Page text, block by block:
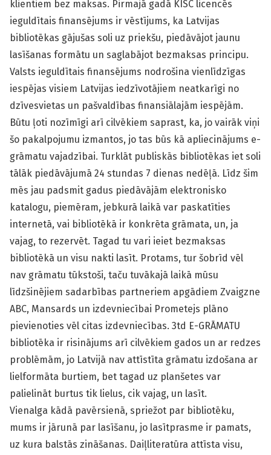
klientiem bez maksas. Pirmajā gadā KISC licencēs
ieguldītais finansējums ir vēstījums, ka Latvijas
bibliotēkas gājušas soli uz priekšu, piedāvājot jaunu
lasīšanas formātu un saglabājot bezmaksas principu.
Valsts ieguldītais finansējums nodrošina vienlīdzīgas
iespējas visiem Latvijas iedzīvotājiem neatkarīgi no
dzīvesvietas un pašvaldības finansiālajām iespējām.
Būtu ļoti nozīmīgi arī cilvēkiem saprast, ka, jo vairāk viņi
šo pakalpojumu izmantos, jo tas būs kā apliecinājums e-
grāmatu vajadzībai. Turklāt publiskās bibliotēkas iet soli
tālāk piedāvājumā 24 stundas 7 dienas nedēļā. Līdz šim
mēs jau padsmit gadus piedāvājām elektronisko
katalogu, piemēram, jebkurā laikā var paskatīties
internetā, vai bibliotēkā ir konkrēta grāmata, un, ja
vajag, to rezervēt. Tagad tu vari ieiet bezmaksas
bibliotēkā un visu nakti lasīt. Protams, tur šobrīd vēl
nav grāmatu tūkstoši, taču tuvākajā laikā mūsu
līdzšinējiem sadarbības partneriem apgādiem Zvaigzne
ABC, Mansards un izdevniecībai Prometejs plāno
pievienoties vēl citas izdevniecības. 3td E-GRĀMATU
bibliotēka ir risinājums arī cilvēkiem gados un ar redzes
problēmām, jo Latvijā nav attīstīta grāmatu izdošana ar
lielformāta burtiem, bet tagad uz planšetes var
palielināt burtus tik lielus, cik vajag, un lasīt.
Vienalga kādā pavērsienā, spriežot par bibliotēku,
mums ir jārunā par lasīšanu, jo lasītprasme ir pamats,
uz kura balstās zināšanas. Daiļliteratūra attīsta visu,